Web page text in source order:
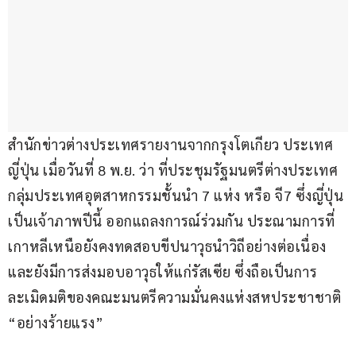
สำนักข่าวต่างประเทศรายงานจากกรุงโตเกียว ประเทศ
ญี่ปุ่น เมื่อวันที่ 8 พ.ย. ว่า ที่ประชุมรัฐมนตรีต่างประเทศ
กลุ่มประเทศอุตสาหกรรมชั้นนำ 7 แห่ง หรือ จี7 ซึ่งญี่ปุ่น
เป็นเจ้าภาพปีนี้ ออกแถลงการณ์ร่วมกัน ประณามการที่
เกาหลีเหนือยังคงทดสอบขีปนาวุธนำวิถีอย่างต่อเนื่อง
และยังมีการส่งมอบอาวุธให้แก่รัสเซีย ซึ่งถือเป็นการ
ละเมิดมติของคณะมนตรีความมั่นคงแห่งสหประชาชาติ
“อย่างร้ายแรง”